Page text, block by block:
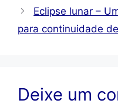
Eclipse lunar –
para continuidade
Deixe um